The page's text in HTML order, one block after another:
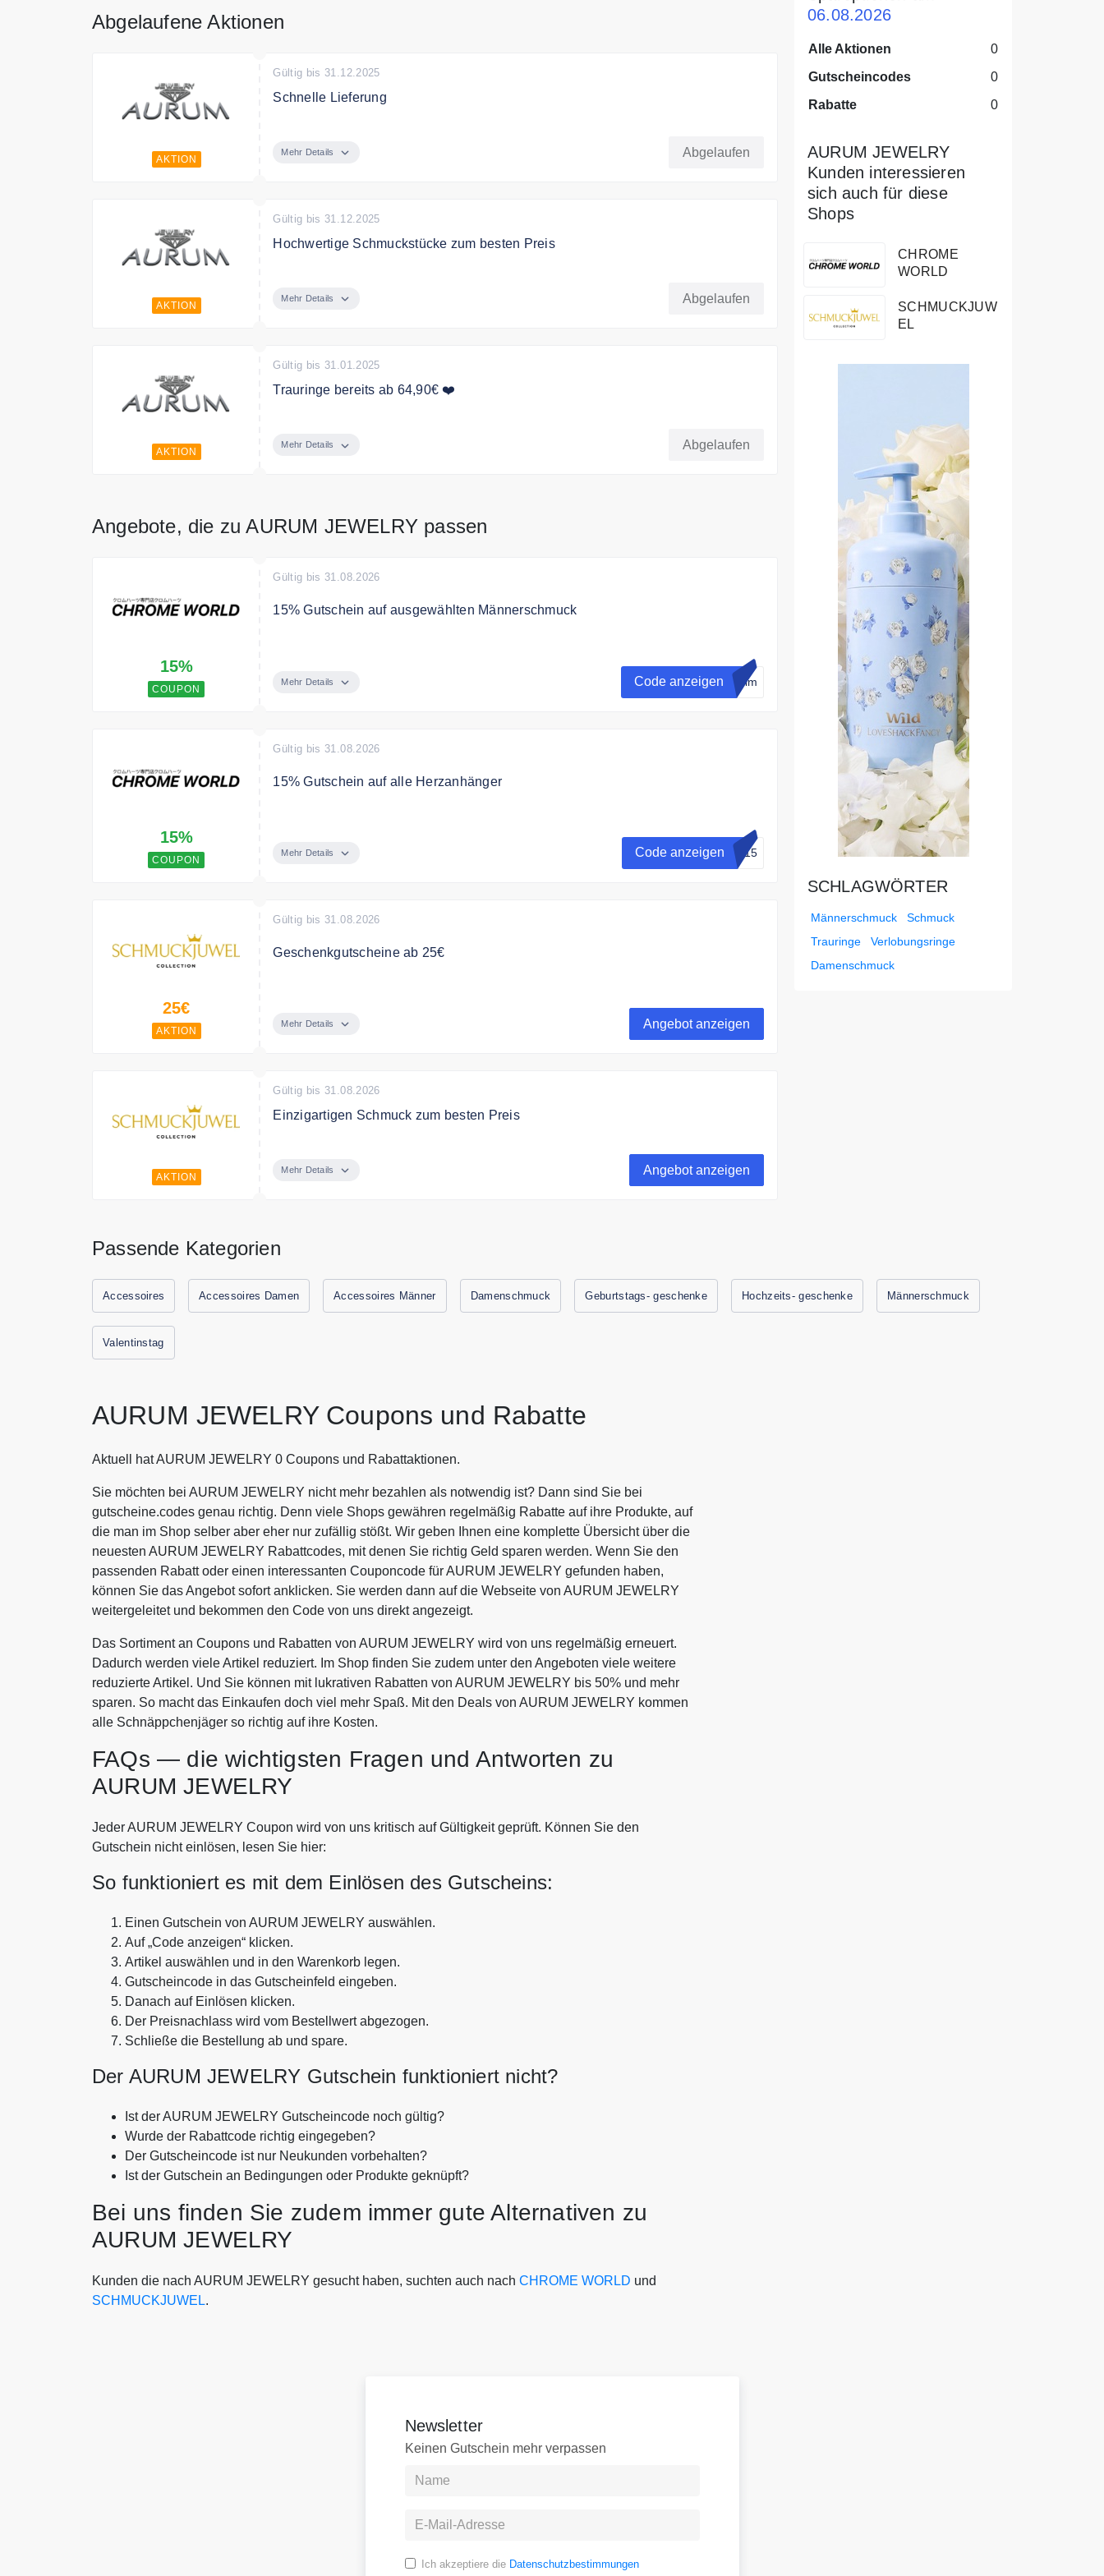
Abgelaufene Aktionen
AKTION
Gültig bis 31.12.2025
Schnelle Lieferung
Mehr Details Abgelaufen
AKTION
Gültig bis 31.12.2025
Hochwertige Schmuckstücke zum besten Preis
Mehr Details Abgelaufen
AKTION
Gültig bis 31.01.2025
Trauringe bereits ab 64,90€ ❤️
Mehr Details Abgelaufen
Angebote, die zu AURUM JEWELRY passen
15%
COUPON
Gültig bis 31.08.2026
15% Gutschein auf ausgewählten Männerschmuck
Mehr Details Code anzeigen rhim
15%
COUPON
Gültig bis 31.08.2026
15% Gutschein auf alle Herzanhänger
Mehr Details Code anzeigen ts15
25€
AKTION
Gültig bis 31.08.2026
Geschenkgutscheine ab 25€
Mehr Details Angebot anzeigen
AKTION
Gültig bis 31.08.2026
Einzigartigen Schmuck zum besten Preis
Mehr Details Angebot anzeigen
Passende Kategorien
Accessoires Accessoires Damen Accessoires Männer Damenschmuck Geburtstags- geschenke Hochzeits- geschenke Männerschmuck
Valentinstag
AURUM JEWELRY Coupons und Rabatte
Aktuell hat AURUM JEWELRY 0 Coupons und Rabattaktionen.
Sie möchten bei AURUM JEWELRY nicht mehr bezahlen als notwendig ist? Dann sind Sie bei
gutscheine.codes genau richtig. Denn viele Shops gewähren regelmäßig Rabatte auf ihre Produkte, auf
die man im Shop selber aber eher nur zufällig stößt. Wir geben Ihnen eine komplette Übersicht über die
neuesten AURUM JEWELRY Rabattcodes, mit denen Sie richtig Geld sparen werden. Wenn Sie den
passenden Rabatt oder einen interessanten Couponcode für AURUM JEWELRY gefunden haben,
können Sie das Angebot sofort anklicken. Sie werden dann auf die Webseite von AURUM JEWELRY
weitergeleitet und bekommen den Code von uns direkt angezeigt.
Das Sortiment an Coupons und Rabatten von AURUM JEWELRY wird von uns regelmäßig erneuert.
Dadurch werden viele Artikel reduziert. Im Shop finden Sie zudem unter den Angeboten viele weitere
reduzierte Artikel. Und Sie können mit lukrativen Rabatten von AURUM JEWELRY bis 50% und mehr
sparen. So macht das Einkaufen doch viel mehr Spaß. Mit den Deals von AURUM JEWELRY kommen
alle Schnäppchenjäger so richtig auf ihre Kosten.
FAQs — die wichtigsten Fragen und Antworten zu
AURUM JEWELRY
Jeder AURUM JEWELRY Coupon wird von uns kritisch auf Gültigkeit geprüft. Können Sie den
Gutschein nicht einlösen, lesen Sie hier:
So funktioniert es mit dem Einlösen des Gutscheins:
Einen Gutschein von AURUM JEWELRY auswählen.
Auf „Code anzeigen“ klicken.
Artikel auswählen und in den Warenkorb legen.
Gutscheincode in das Gutscheinfeld eingeben.
Danach auf Einlösen klicken.
Der Preisnachlass wird vom Bestellwert abgezogen.
Schließe die Bestellung ab und spare.
Der AURUM JEWELRY Gutschein funktioniert nicht?
Ist der AURUM JEWELRY Gutscheincode noch gültig?
Wurde der Rabattcode richtig eingegeben?
Der Gutscheincode ist nur Neukunden vorbehalten?
Ist der Gutschein an Bedingungen oder Produkte geknüpft?
Bei uns finden Sie zudem immer gute Alternativen zu
AURUM JEWELRY
Kunden die nach AURUM JEWELRY gesucht haben, suchten auch nach CHROME WORLD und
SCHMUCKJUWEL.
06.08.2026
Alle Aktionen
0
Gutscheincodes
0
Rabatte
0
AURUM JEWELRY
Kunden interessieren
sich auch für diese
Shops
CHROME
WORLD
SCHMUCKJUW
EL
SCHLAGWÖRTER
Männerschmuck
Schmuck
Trauringe
Verlobungsringe
Damenschmuck
Newsletter
Keinen Gutschein mehr verpassen
Ich akzeptiere die Datenschutzbestimmungen